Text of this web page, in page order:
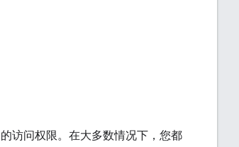
访问权限。在大多数情况下，您都